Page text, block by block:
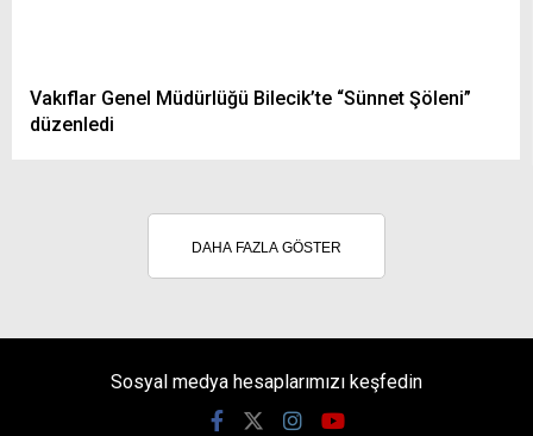
Vakıflar Genel Müdürlüğü Bilecik’te “Sünnet Şöleni”
düzenledi
DAHA FAZLA GÖSTER
Sosyal medya hesaplarımızı keşfedin